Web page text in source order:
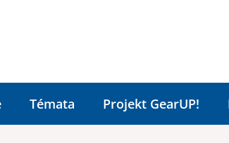
Témata Projekt GearUP!